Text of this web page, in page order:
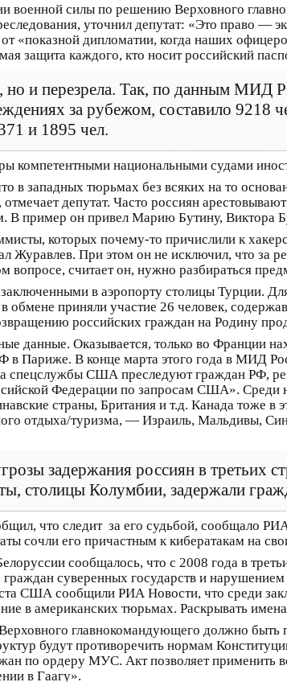
военной силы по решению Верховного
уточнил депутат: «Это право —
«показной дипломатии, когда наших
защита каждого, кто носит российский
но и перезрела. Так, по данным МИД
за рубежом, составило 9218
и 1895 чел.
компетентными национальными судами
в западных тюрьмах без всяких на то
депутат. Часто россиян
В пример он привел Марию Бутину, Виктора
которых почему-то причислили к
При этом он не исключил, что за
вопросе, считает он, нужно разбираться
в аэропорту столицы Турции.
в обмене приняли участие 26 человек,
российских граждан на Родину
данные. Оказывается, только во Франции
Париже. В конце марта этого года в МИД
спецслужбы США преследуют граждан РФ,
Федерации по запросам США». Среди
страны, Британия и т.д. Канада тоже
отдыха/туризма, — Израиль, Мальдивы,
задержания россиян в третьих
столицы Колумбии, задержали
что следит за его судьбой, сообщало
сочли его причастным к кибератакам на
сообщалось, что с 2008 года в
граждан суверенных государств и
США сообщили РИА Новости, что среди
в американских тюрьмах. Раскрывать
главнокомандующего должно
будут противоречить нормам
по ордеру МУС. Акт позволяет
в Гаагу».